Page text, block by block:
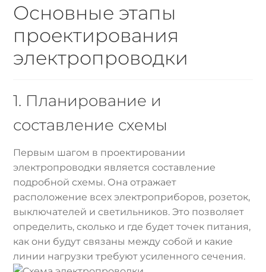
Основные этапы
проектирования
электропроводки
1. Планирование и
составление схемы
Первым шагом в проектировании
электропроводки является составление
подробной схемы. Она отражает
расположение всех электроприборов, розеток,
выключателей и светильников. Это позволяет
определить, сколько и где будет точек питания,
как они будут связаны между собой и какие
линии нагрузки требуют усиленного сечения.